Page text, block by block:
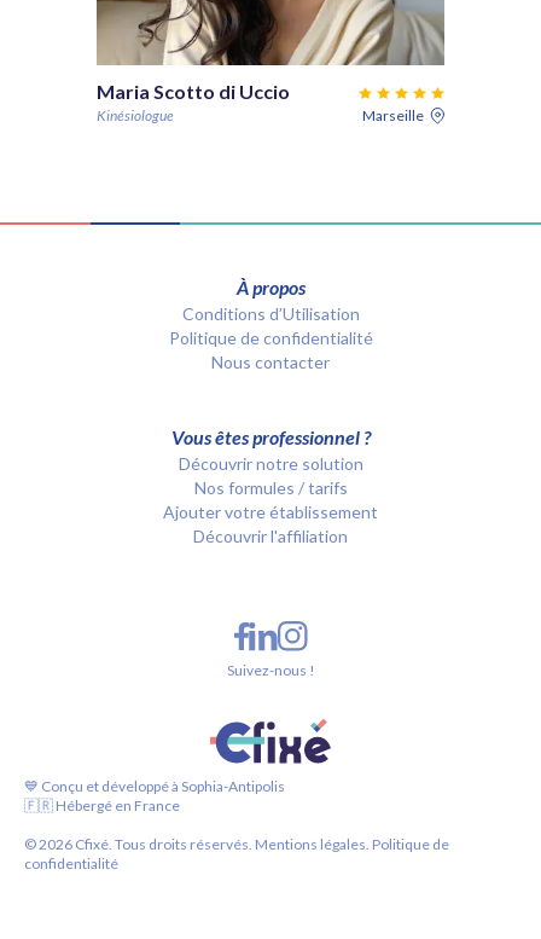
Maria Scotto di Uccio
Kinésiologue Marseille
À propos
Conditions d’Utilisation
Politique de confidentialité
Nous contacter
Vous êtes professionnel ?
Découvrir notre solution
Nos formules / tarifs
Ajouter votre établissement
Découvrir l'affiliation
💙 Conçu et développé à Sophia-Antipolis
🇫🇷 Hébergé en France
©2026 Cfixé. Tous droits réservés. Mentions légales. Politique de
confidentialité
Suivez-nous !